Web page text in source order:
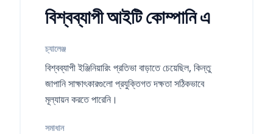
বিশ্বব্যাপী আইটি কোম্পানি এ
চ্যালেঞ্জ
বিশ্বব্যাপী ইঞ্জিনিয়ারিং প্রতিভা বাড়াতে চেয়েছিল, কিন্তু
জাপানি সাক্ষাৎকারগুলো প্রযুক্তিগত দক্ষতা সঠিকভাবে
মূল্যায়ন করতে পারেনি।
সমাধান